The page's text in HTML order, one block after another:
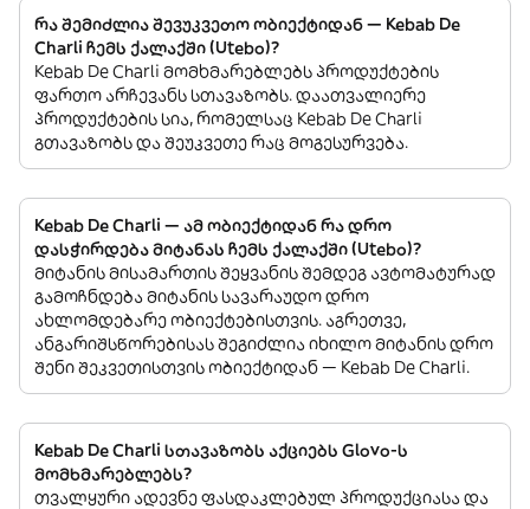
რა შემიძლია შევუკვეთო ობიექტიდან — Kebab De
Charli ჩემს ქალაქში (Utebo)?
Kebab De Charli მომხმარებლებს პროდუქტების
ფართო არჩევანს სთავაზობს. დაათვალიერე
პროდუქტების სია, რომელსაც Kebab De Charli
გთავაზობს და შეუკვეთე რაც მოგესურვება.
Kebab De Charli — ამ ობიექტიდან რა დრო
დასჭირდება მიტანას ჩემს ქალაქში (Utebo)?
მიტანის მისამართის შეყვანის შემდეგ ავტომატურად
გამოჩნდება მიტანის სავარაუდო დრო
ახლომდებარე ობიექტებისთვის. აგრეთვე,
ანგარიშსწორებისას შეგიძლია იხილო მიტანის დრო
შენი შეკვეთისთვის ობიექტიდან — Kebab De Charli.
Kebab De Charli სთავაზობს აქციებს Glovo-ს
მომხმარებლებს?
თვალყური ადევნე ფასდაკლებულ პროდუქციასა და